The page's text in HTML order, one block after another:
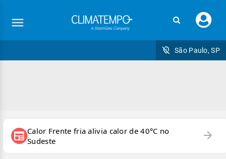
seu
São Paulo, SP
newspaper Calor Frente fria alivia calor de 40°C no
Sudeste
arrow_forward